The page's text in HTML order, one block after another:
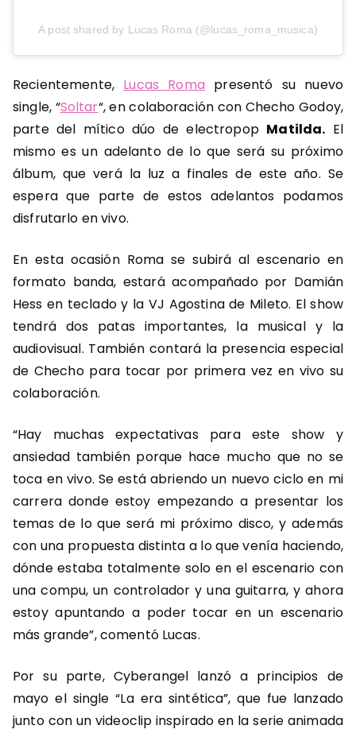
A post shared by Lucas Roma (@lucas_roma_musica)
Recientemente, Lucas Roma presentó su nuevo
single, “Soltar“,en colaboración con Checho Godoy,
parte del mítico dúo de electropop Matilda. El
mismo es un adelanto de lo que será su próximo
álbum, que verá la luz a finales de este año. Se
espera que parte de estos adelantos podamos
disfrutarlo en vivo.
En esta ocasión Roma se subirá al escenario en
formato banda, estará acompañado por Damián
Hess en teclado y la VJ Agostina de Mileto. El show
tendrá dos patas importantes, la musical y la
audiovisual. También contará la presencia especial
de Checho para tocar por primera vez en vivo su
colaboración.
“Hay muchas expectativas para este show y
ansiedad también porque hace mucho que no se
toca en vivo. Se está abriendo un nuevo ciclo en mi
carrera donde estoy empezando a presentar los
temas de lo que será mi próximo disco, y además
con una propuesta distinta a lo que venía haciendo,
dónde estaba totalmente solo en el escenario con
una compu, un controlador y una guitarra, y ahora
estoy apuntando a poder tocar en un escenario
más grande”, comentó Lucas.
Por su parte, Cyberangel lanzó a principios de
mayo el single “La era sintética”, que fue lanzado
junto con un videoclip inspirado en la serie animada